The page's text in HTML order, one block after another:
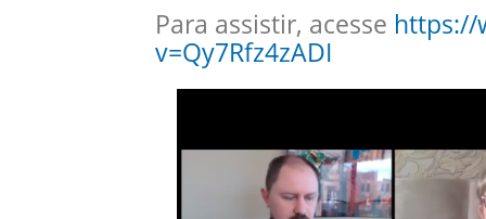
Para assistir, acesse https://
v=Qy7Rfz4zADI